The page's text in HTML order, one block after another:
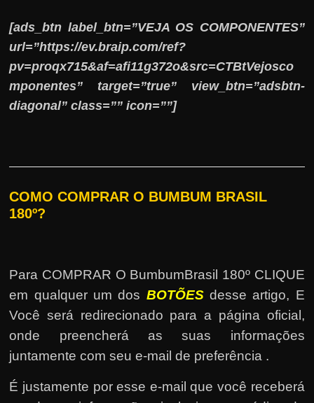
[ads_btn label_btn=”VEJA OS COMPONENTES”
url=”https://ev.braip.com/ref?
pv=proqx715&af=afi11g372o&src=CTBtVejosco
mponentes” target=”true” view_btn=”adsbtn-
diagonal” class=”” icon=””]
COMO COMPRAR O BUMBUM BRASIL
180º?
Para COMPRAR O BumbumBrasil 180º CLIQUE
em qualquer um dos BOTÕES desse artigo, E
Você será redirecionado para a página oficial,
onde preencherá as suas informações
juntamente com seu e-mail de preferência .
É justamente por esse e-mail que você receberá